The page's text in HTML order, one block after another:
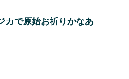
カで原始お祈りかなあ